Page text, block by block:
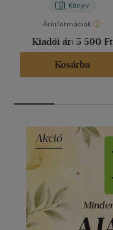
Könyv
Árinformációk
Kiadói ár: 5 590 Ft
Kosárba